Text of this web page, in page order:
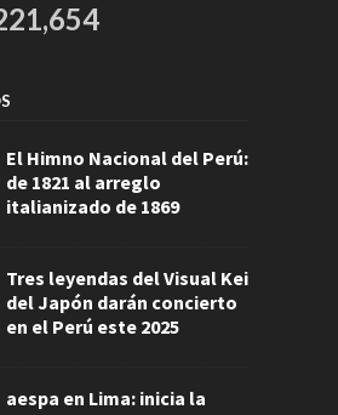
El Himno Nacional del Perú:
de 1821 al arreglo
italianizado de 1869
Tres leyendas del Visual Kei
del Japón darán concierto
en el Perú este 2025
aespa en Lima: inicia la